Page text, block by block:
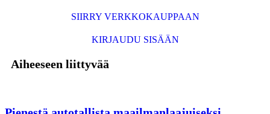
SIIRRY VERKKOKAUPPAAN
KIRJAUDU SISÄÄN
Aiheeseen liittyvää